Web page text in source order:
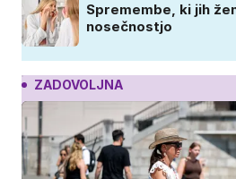
Spremembe, ki jih
nosečnostjo
ZADOVOLJNA